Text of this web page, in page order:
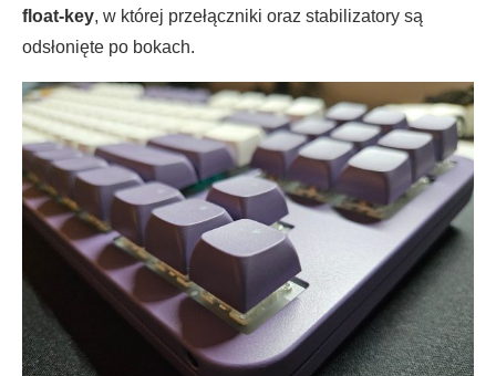
float-key, w której przełączniki oraz stabilizatory są
odsłonięte po bokach.